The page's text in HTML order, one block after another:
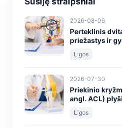
2026-08-06
Perteklinis
priežastys ir
Ligos
2026-07-30
Priekinio
angl. ACL)
Ligos